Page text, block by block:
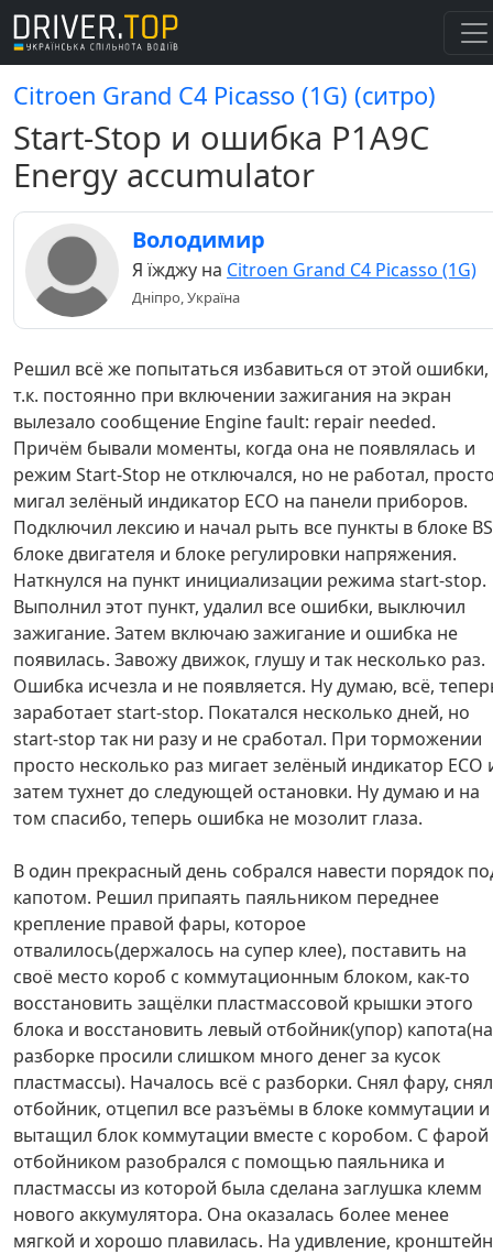
Citroen Grand C4 Picasso (1G) (ситро)
Start-Stop и ошибка P1A9C
Energy accumulator
Володимир
Я їжджу на Citroen Grand C4 Picasso (1G)
Дніпро, Україна
Решил всё же попытаться избавиться от этой ошибки,
т.к. постоянно при включении зажигания на экран
вылезало сообщение Engine fault: repair needed.
Причём бывали моменты, когда она не появлялась и
режим Start-Stop не отключался, но не работал,
мигал зелёный индикатор ECO на панели приборов.
Подключил лексию и начал рыть все пункты в блоке
блоке двигателя и блоке регулировки напряжения.
Наткнулся на пункт инициализации режима start-stop.
Выполнил этот пункт, удалил все ошибки, выключил
зажигание. Затем включаю зажигание и ошибка не
появилась. Завожу движок, глушу и так несколько раз.
Ошибка исчезла и не появляется. Ну думаю, всё,
заработает start-stop. Покатался несколько дней, но
start-stop так ни разу и не сработал. При торможении
просто несколько раз мигает зелёный индикатор ECO
затем тухнет до следующей остановки. Ну думаю и на
том спасибо, теперь ошибка не мозолит глаза.
В один прекрасный день собрался навести порядок
капотом. Решил припаять паяльником переднее
крепление правой фары, которое
отвалилось(держалось на супер клее), поставить на
своё место короб с коммутационным блоком, как-то
восстановить защёлки пластмассовой крышки этого
блока и восстановить левый отбойник(упор) капота(на
разборке просили слишком много денег за кусок
пластмассы). Началось всё с разборки. Снял фару, снял
отбойник, отцепил все разъёмы в блоке коммутации и
вытащил блок коммутации вместе с коробом. С фарой
отбойником разобрался с помощью паяльника и
пластмассы из которой была сделана заглушка клемм
нового аккумулятора. Она оказалась более менее
мягкой и хорошо плавилась. На удивление, кронштейн